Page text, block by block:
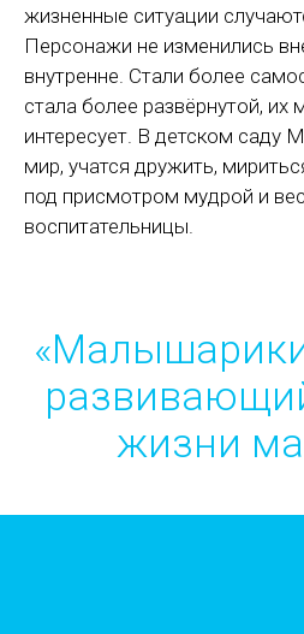
жизненные ситуации
Персонажи не изменились
внутренне. Стали более
стала более развёрнутой, их
интересует. В детском саду
мир, учатся дружить,
под присмотром мудрой и
воспитательницы.
жизни